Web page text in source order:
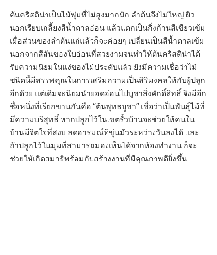
ต้นคริสติน่าเป็นไม้พุ่มที่ไม่สูงมากนัก ลำต้นจึงไม่ใหญ่ ผิว
นอกเรียบเกลี้ยงสีน้ำตาลอ่อน แล้วแตกเป็นกิ่งก้านสีเขียวเข้ม
เมื่อส่วนของลำต้นแก่แล้วก็จะค่อยๆ เปลี่ยนเป็นสีน้ำตาลเข้ม
นอกจากสีสันของใบอ่อนที่สวยงามจนทำให้ต้นคริสติน่าได้
รับความนิยมในแง่ของไม้ประดับแล้ว ยังมีความเชื่อว่าไม้
ชนิดนี้มีสรรพคุณในการเสริมความเป็นสิริมงคลให้กับผู้ปลูก
อีกด้วย แต่เดิมจะนิยมนำยอดอ่อนไปบูชาสิ่งศักดิ์สิทธิ์ จึงมีอีก
ชื่อหนึ่งที่เรียกขานกันคือ “ต้นพุทธบูชา” เชื่อว่าเป็นพันธุ์ไม้ที่
มีความบริสุทธิ์ หากปลูกไว้ในเขตรั้วบ้านจะช่วยให้คนใน
บ้านมีจิตใจที่สงบ ลดอารมณ์ที่ขุ่นมัวระหว่างวันลงได้ และ
ถ้าปลูกไว้ในมุมที่สามารถมองเห็นได้จากห้องทำงาน ก็จะ
ช่วยให้เกิดสมาธิพร้อมกับสร้างงานที่มีคุณภาพดียิ่งขึ้น